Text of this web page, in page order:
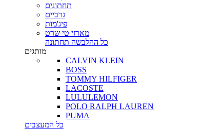
תחתונים
גרביים
פיג'מות
מארזי טי שרט
כל ההלבשה תחתונה
מותגים
CALVIN KLEIN
BOSS
TOMMY HILFIGER
LACOSTE
LULULEMON
POLO RALPH LAUREN
PUMA
כל המעצבים